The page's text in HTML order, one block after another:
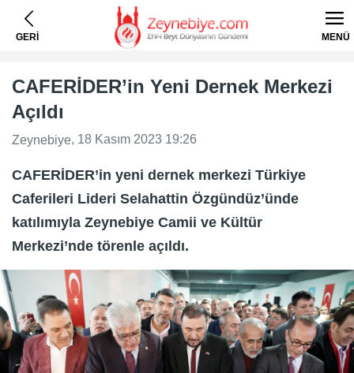
GERİ MENÜ
CAFERİDER’in Yeni Dernek Merkezi
Açıldı
Zeynebiye, 18 Kasım 2023 19:26
CAFERİDER’in yeni dernek merkezi Türkiye
Caferileri Lideri Selahattin Özgündüz’ünde
katılımıyla Zeynebiye Camii ve Kültür
Merkezi’nde törenle açıldı.